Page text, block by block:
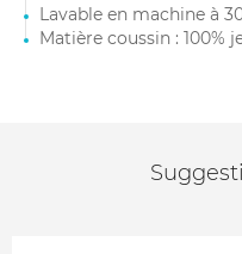
Lavable en machine à
Matière coussin : 100%